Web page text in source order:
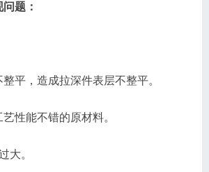
题：
平，造成拉深件表层不整平。
性能不错的原材料。
大。